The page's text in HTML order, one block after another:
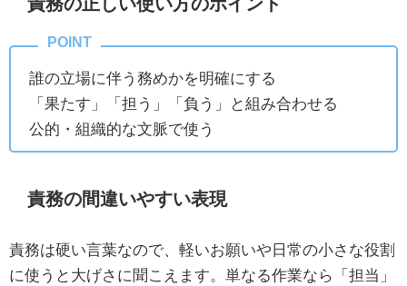
責務の正しい使い方のポイント
誰の立場に伴う務めかを明確にする
「果たす」「担う」「負う」と組み合わせる
公的・組織的な文脈で使う
責務の間違いやすい表現
責務は硬い言葉なので、軽いお願いや日常の小さな役割
に使うと大げさに聞こえます。単なる作業なら「担当」